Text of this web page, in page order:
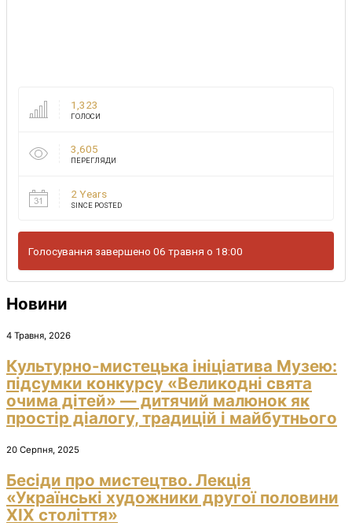
1,323
ГОЛОСИ
3,605
ПЕРЕГЛЯДИ
2 Years
SINCE POSTED
Голосування завершено 06 травня о 18:00
Новини
4 Травня, 2026
Культурно-мистецька ініціатива Музею:
підсумки конкурсу «Великодні свята
очима дітей» — дитячий малюнок як
простір діалогу, традицій і майбутнього
20 Серпня, 2025
Бесіди про мистецтво. Лекція
«Українські художники другої половини
ХІХ століття»